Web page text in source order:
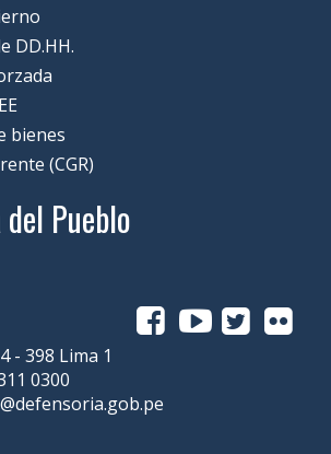
DD.HH.
bienes
(CGR)
Pueblo
- 398 Lima 1
0300